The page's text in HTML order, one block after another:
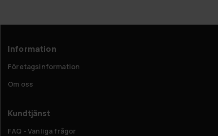
Information
Företagsinformation
Om oss
Kundtjänst
FAQ - Vanliga frågor